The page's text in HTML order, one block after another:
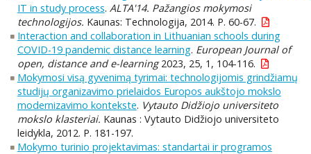
IT in study process. ALTA'14. Pažangios mokymosi
technologijos. Kaunas: Technologija, 2014. P. 60-67.
Interaction and collaboration in Lithuanian schools during
COVID-19 pandemic distance learning. European Journal of
open, distance and e-learning2023, 25, 1, 104-116.
Mokymosi visą gyvenimą tyrimai: technologijomis grindžiamų
studijų organizavimo prielaidos Europos aukštojo mokslo
modernizavimo kontekste. Vytauto Didžiojo universiteto
mokslo klasteriai. Kaunas : Vytauto Didžiojo universiteto
leidykla, 2012. P. 181-197.
Mokymo turinio projektavimas: standartai ir programos